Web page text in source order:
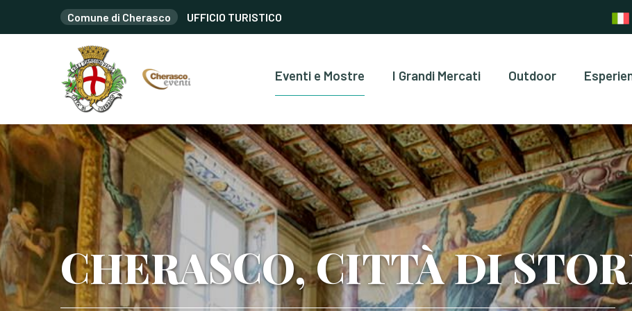
Comune di Cherasco UFFICIO TURISTICO
Eventi e Mostre I Grandi Mercati Outdoor
CHERASCO, CITTÀ DI